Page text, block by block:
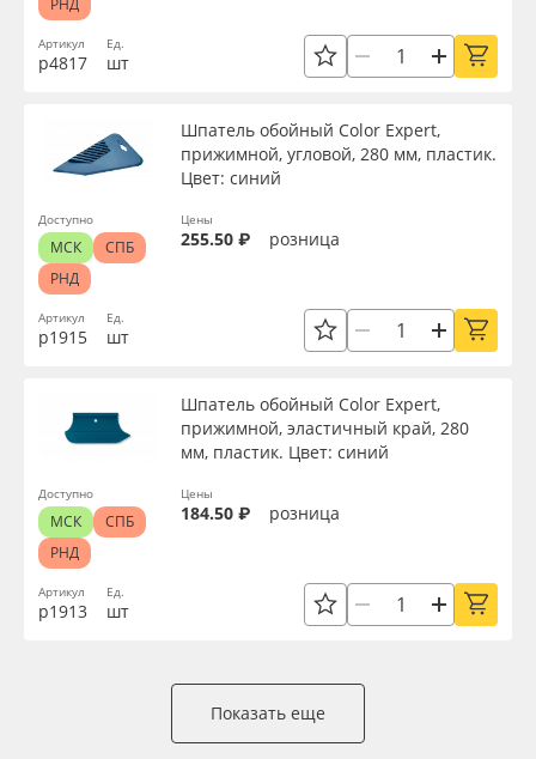
Артикул
р4817
Ед.
шт
РНД
Артикул
р1915
Шпатель обойный Color Expert,
прижимной, угловой, 280 мм, пластик.
Цвет: синий
Ед.
шт
Цены
255.50 ₽ розница
Доступно
МСК
СПБ
РНД
Артикул
р1913
Шпатель обойный Color Expert,
прижимной, эластичный край, 280
мм, пластик. Цвет: синий
Ед.
шт
Цены
184.50 ₽ розница
Доступно
МСК
СПБ
РНД
Показать еще